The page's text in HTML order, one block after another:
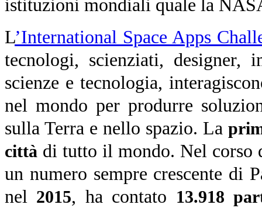
istituzioni mondiali quale la
L’International Space Apps
tecnologi, scienziati, designer,
scienze e tecnologia,
nel mondo per produrre
sulla Terra e nello spazio. La
città di tutto il mondo. Nel corso
un numero sempre crescente di
nel 2015, ha contato 13.918